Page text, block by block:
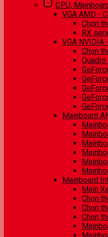
CPU,
VGA AMD -
Chọn
RX
VGA NVIDIA
Chọn
Mainboard
Mainboard
Main
Chọn
Chọn
Chọn